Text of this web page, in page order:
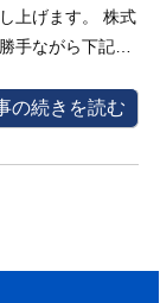
上げます。 株式
手ながら下記期
しております）
の続きを読む